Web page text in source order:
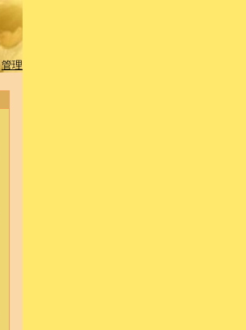
管理